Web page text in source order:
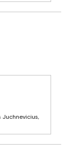
Juchnevicius,